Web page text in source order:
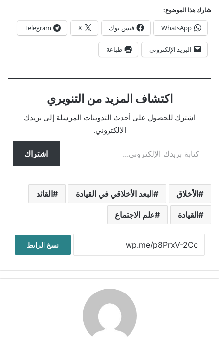
شارك هذا الموضوع:
WhatsApp فيس بوك X
Telegram
البريد الإلكتروني طباعة
اكتشاف المزيد من التنويري
اشترك للحصول على أحدث التدوينات المرسلة إلى بريدك
الإلكتروني.
كتابة بريدك الإلكتروني...
اشتراك
الأخلاق البعد الأخلاقي في القيادة القائد
القيادة علم الاجتماع
نسخ الرابط